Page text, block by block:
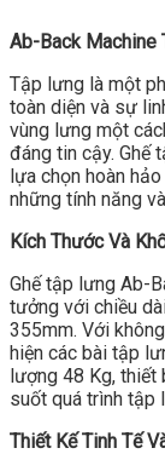
Ab-Back Machine
Tập lưng là một
toàn diện và sự
vùng lưng một
đáng tin cậy. Ghế
lựa chọn hoàn
những tính năng
Kích Thước Và
Ghế tập lưng Ab-
tưởng với chiều
355mm. Với
hiện các bài tập
lượng 48 Kg,
suốt quá trình tập
Thiết Kế Tinh Tế